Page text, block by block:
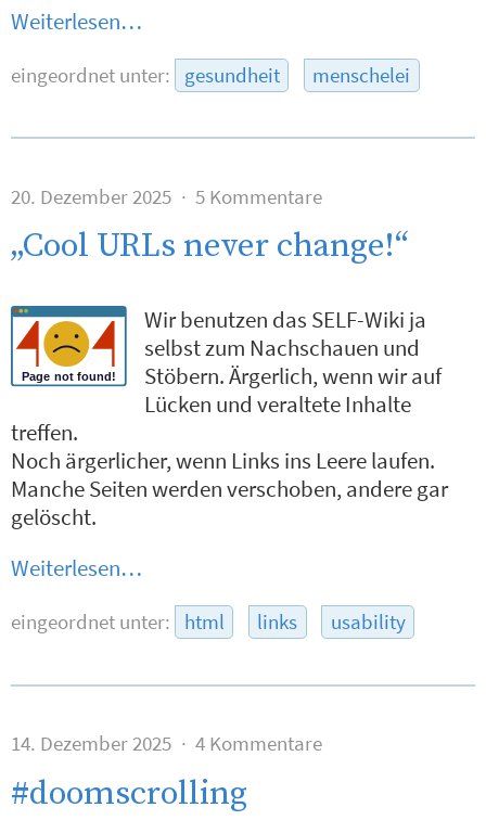
Weiterlesen…
eingeordnet unter: gesundheit menschelei
20. Dezember 2025 5 Kommentare
„Cool URLs never change!“
Wir benutzen das SELF-Wiki ja
selbst zum Nachschauen und
Stöbern. Ärgerlich, wenn wir auf
Lücken und veraltete Inhalte
treffen.
Noch ärgerlicher, wenn Links ins Leere laufen.
Manche Seiten werden verschoben, andere gar
gelöscht.
Weiterlesen…
eingeordnet unter: html links usability
14. Dezember 2025 4 Kommentare
#doomscrolling